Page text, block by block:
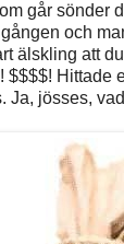
går sönder
och
älskling att
$$$$! Hittade
Ja, jösses,